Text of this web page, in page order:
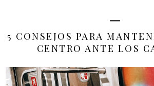
5 CONSEJOS PARA
CENTRO ANTE LOS